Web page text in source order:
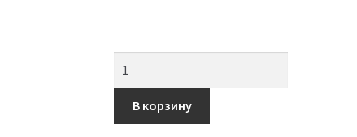
Васакадьяриштам
(Vasakadyarishtam)
В корзину